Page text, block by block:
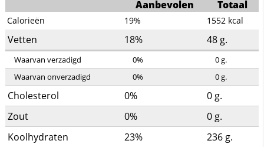
Aanbevolen Totaal
Calorieën 19% 1552 kcal
Vetten 18% 48 g.
Waarvan verzadigd 0% 0g.
Waarvan onverzadigd
0% 0g.
Cholesterol 0% 0 g.
Zout
0% 0 g.
Koolhydraten
23% 236 g.